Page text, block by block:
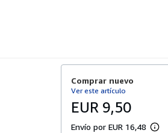
Comprar nuevo
Ver este artículo
EUR 9,50
Envío por EUR 16,48
M